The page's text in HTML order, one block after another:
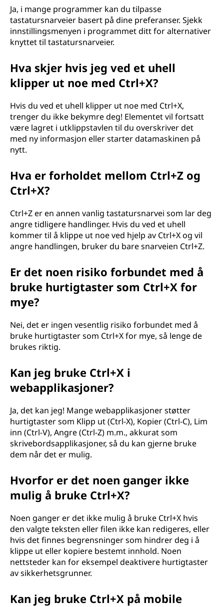
Ja, i mange programmer kan du tilpasse
tastatursnarveier basert på dine preferanser. Sjekk
innstillingsmenyen i programmet ditt for alternativer
knyttet til tastatursnarveier.
Hva skjer hvis jeg ved et uhell
klipper ut noe med Ctrl+X?
Hvis du ved et uhell klipper ut noe med Ctrl+X,
trenger du ikke bekymre deg! Elementet vil fortsatt
være lagret i utklippstavlen til du overskriver det
med ny informasjon eller starter datamaskinen på
nytt.
Hva er forholdet mellom Ctrl+Z og
Ctrl+X?
Ctrl+Z er en annen vanlig tastatursnarvei som lar deg
angre tidligere handlinger. Hvis du ved et uhell
kommer til å klippe ut noe ved hjelp av Ctrl+X og vil
angre handlingen, bruker du bare snarveien Ctrl+Z.
Er det noen risiko forbundet med å
bruke hurtigtaster som Ctrl+X for
mye?
Nei, det er ingen vesentlig risiko forbundet med å
bruke hurtigtaster som Ctrl+X for mye, så lenge de
brukes riktig.
Kan jeg bruke Ctrl+X i
webapplikasjoner?
Ja, det kan jeg! Mange webapplikasjoner støtter
hurtigtaster som Klipp ut (Ctrl-X), Kopier (Ctrl-C), Lim
inn (Ctrl-V), Angre (Ctrl-Z) m.m., akkurat som
skrivebordsapplikasjoner, så du kan gjerne bruke
dem når det er mulig.
Hvorfor er det noen ganger ikke
mulig å bruke Ctrl+X?
Noen ganger er det ikke mulig å bruke Ctrl+X hvis
den valgte teksten eller filen ikke kan redigeres, eller
hvis det finnes begrensninger som hindrer deg i å
klippe ut eller kopiere bestemt innhold. Noen
nettsteder kan for eksempel deaktivere hurtigtaster
av sikkerhetsgrunner.
Kan jeg bruke Ctrl+X på mobile